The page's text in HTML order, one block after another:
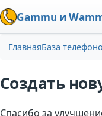
Gammu и
ГлавнаяБаза
Создать
Спасибо за